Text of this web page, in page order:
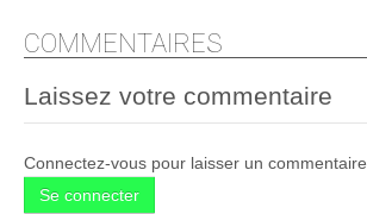
COMMENTAIRES
Laissez votre commentaire
Connectez-vous pour laisser un commentaire
Se connecter